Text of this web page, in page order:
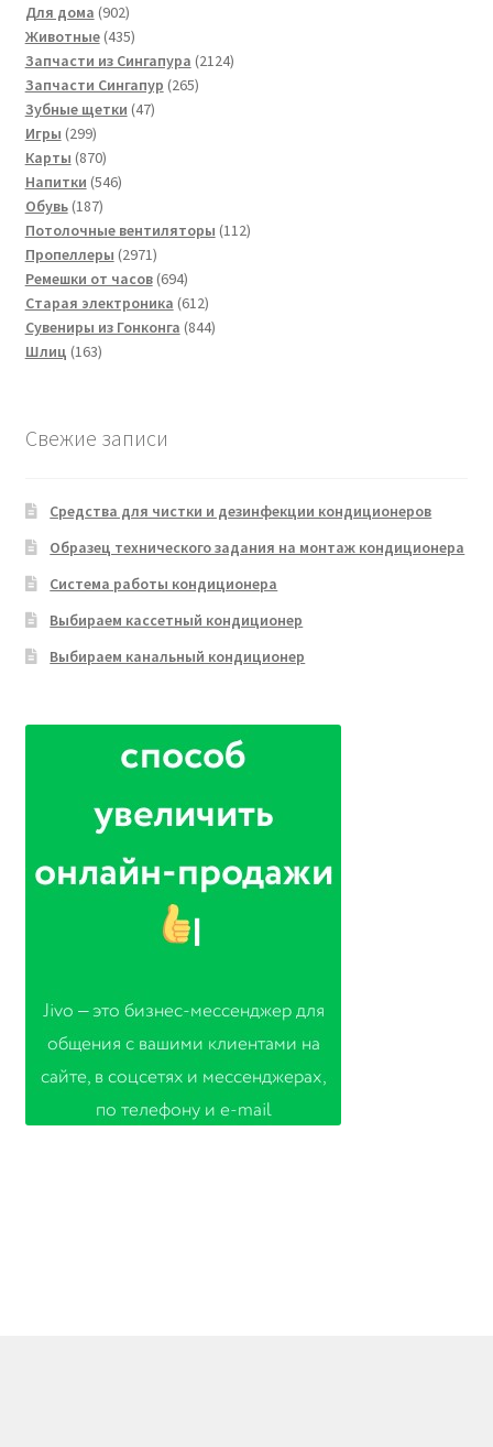
Для дома 902902
товара
Животные 435435
товаров
Запчасти из Сингапура 21242124
Запчасти Сингапур 265265
Зубные щетки 4747
Игры 299299
товаров
Карты 870870
товаров
Напитки 546546
Обувь 187187
товаров
Потолочные вентиляторы 112112
Пропеллеры 29712971
товар
Ремешки от часов 694694
товара
Старая электроника 612612
товаров
Сувениры из Гонконга 844844
Шлиц 163163
Свежие записи
Средства для чистки и дезинфекции кондиционеров
Образец технического задания на монтаж кондиционера
Система работы кондиционера
Выбираем кассетный кондиционер
Выбираем канальный кондиционер